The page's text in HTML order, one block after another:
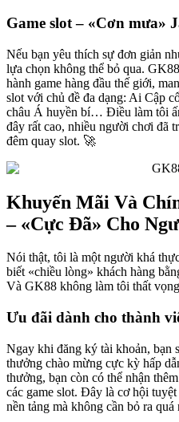
Game slot – «Cơn mưa»
Nếu bạn yêu thích sự đơn giản
lựa chọn không thể bỏ qua.
hành game hàng đầu thế giới,
slot với chủ đề đa dạng: Ai Cập
châu Á huyền bí… Điều làm tôi
đây rất cao, nhiều người chơi đã
đêm quay slot. 🚀
Khuyến Mãi Và
– «Cực Đã» Cho
Nói thật, tôi là một người khá
biết «chiều lòng» khách hàng
Và GK88 không làm tôi thất
Ưu đãi dành cho thành
Ngay khi đăng ký tài khoản, bạn
thưởng chào mừng cực kỳ hấp
thưởng, bạn còn có thể nhận
các game slot. Đây là cơ hội
nền tảng mà không cần bỏ ra quá